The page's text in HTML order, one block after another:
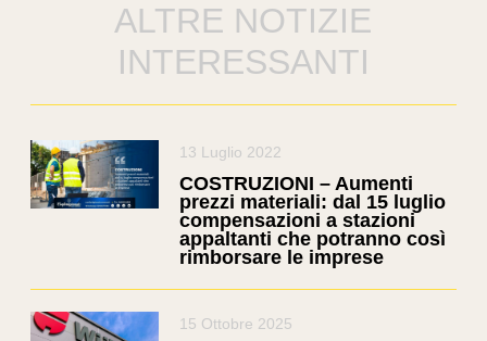
ALTRE NOTIZIE
INTERESSANTI
13 Luglio 2022
COSTRUZIONI – Aumenti
prezzi materiali: dal 15 luglio
compensazioni a stazioni
appaltanti che potranno così
rimborsare le imprese
15 Ottobre 2025